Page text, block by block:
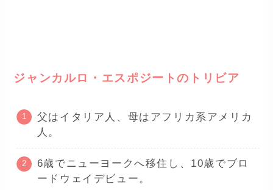
ジャンカルロ・エスポジートのトリビア
父はイタリア人、母はアフリカ系アメリカ
人。
6歳でニューヨークへ移住し、10歳でブロ
ードウェイデビュー。